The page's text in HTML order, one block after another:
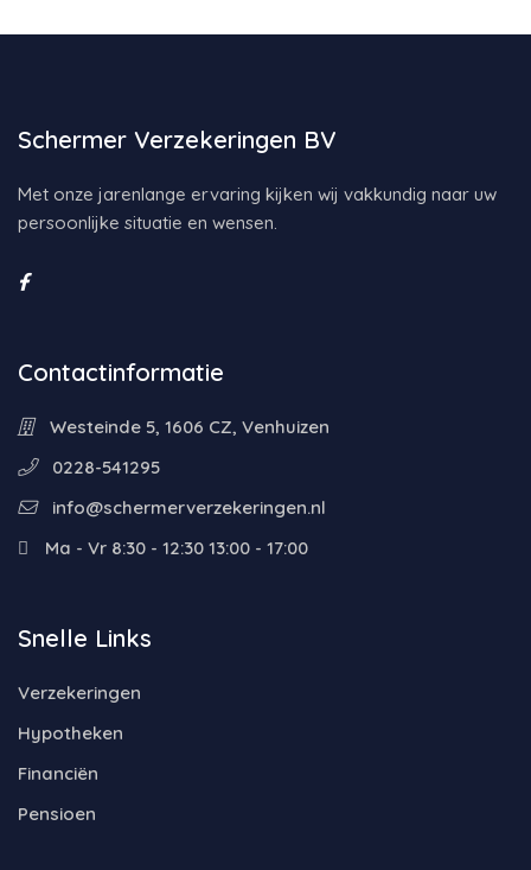
Schermer Verzekeringen BV
Met onze jarenlange ervaring kijken wij vakkundig naar uw
persoonlijke situatie en wensen.
Contactinformatie
Westeinde 5, 1606 CZ, Venhuizen
0228-541295
info@schermerverzekeringen.nl
Ma - Vr 8:30 - 12:30 13:00 - 17:00
Snelle Links
Verzekeringen
Hypotheken
Financiën
Pensioen